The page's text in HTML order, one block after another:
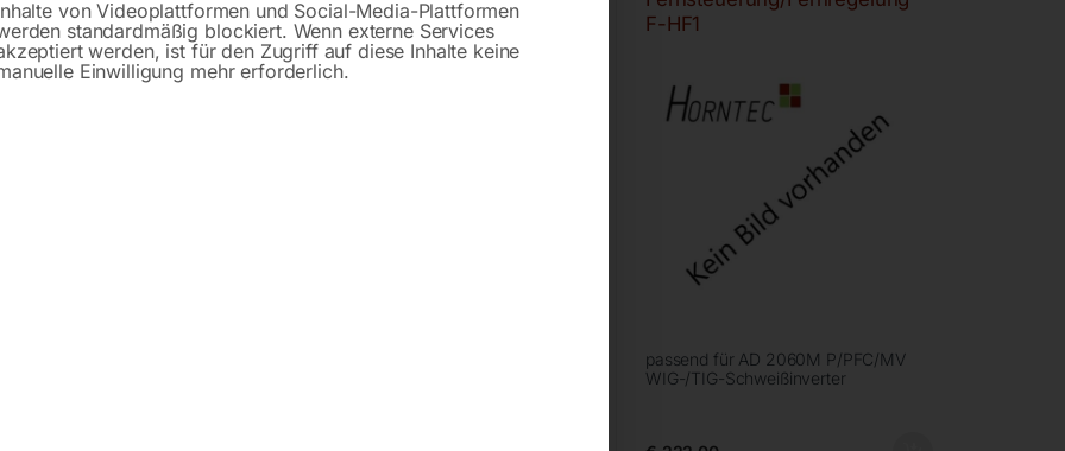
F-HF1
F-HF1
passend für AD 2060M P/PFC/MV
WIG-/TIG-Schweißinverter
von Videoplattformen und Social-Media-Plattformen
standardmäßig blockiert. Wenn externe Services
werden, ist für den Zugriff auf diese Inhalte keine
Einwilligung mehr erforderlich.